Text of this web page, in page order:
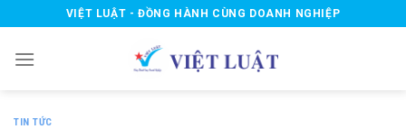
to
content
VIỆT LUẬT - ĐỒNG HÀNH CÙNG DOANH NGHIỆP
TIN TỨC